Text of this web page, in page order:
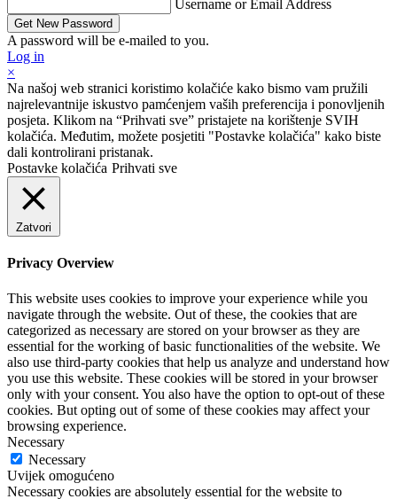
Username or Email Address
A password will be e-mailed to you.
Log in
×
Na našoj web stranici koristimo kolačiće kako bismo vam pružili
najrelevantnije iskustvo pamćenjem vaših preferencija i ponovljenih
posjeta. Klikom na “Prihvati sve” pristajete na korištenje SVIH
kolačića. Međutim, možete posjetiti "Postavke kolačića" kako biste
dali kontrolirani pristanak.
Postavke kolačića Prihvati sve
Zatvori
Privacy Overview
This website uses cookies to improve your experience while you
navigate through the website. Out of these, the cookies that are
categorized as necessary are stored on your browser as they are
essential for the working of basic functionalities of the website. We
also use third-party cookies that help us analyze and understand how
you use this website. These cookies will be stored in your browser
only with your consent. You also have the option to opt-out of these
cookies. But opting out of some of these cookies may affect your
browsing experience.
Necessary
Necessary
Uvijek omogućeno
Necessary cookies are absolutely essential for the website to